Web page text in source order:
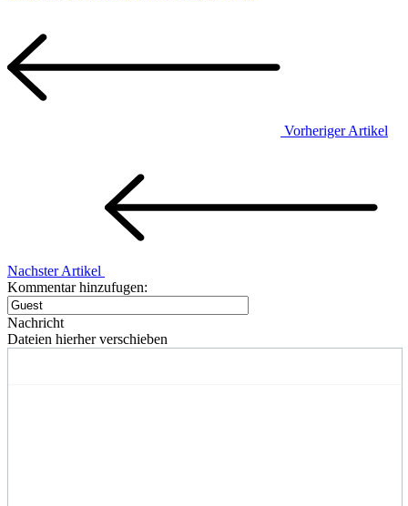
Vorheriger Artikel
Nachster Artikel
Kommentar hinzufugen:
Nachricht
Dateien hierher verschieben